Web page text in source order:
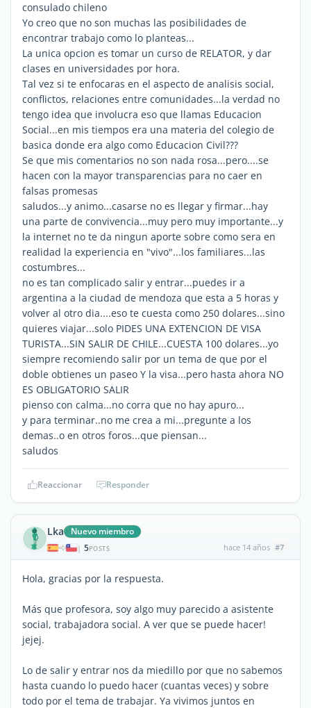
consulado chileno
Yo creo que no son muchas las posibilidades de
encontrar trabajo como lo planteas...
La unica opcion es tomar un curso de RELATOR, y dar
clases en universidades por hora.
Tal vez si te enfocaras en el aspecto de analisis social,
conflictos, relaciones entre comunidades...la verdad no
tengo idea que involucra eso que llamas Educacion
Social...en mis tiempos era una materia del colegio de
basica donde era algo como Educacion Civil???
Se que mis comentarios no son nada rosa...pero....se
hacen con la mayor transparencias para no caer en
falsas promesas
saludos...y animo...casarse no es llegar y firmar...hay
una parte de convivencia...muy pero muy importante...y
la internet no te da ningun aporte sobre como sera en
realidad la experiencia en "vivo"...los familiares...las
costumbres...
no es tan complicado salir y entrar...puedes ir a
argentina a la ciudad de mendoza que esta a 5 horas y
volver al otro dia....eso te cuesta como 250 dolares...sino
quieres viajar...solo PIDES UNA EXTENCION DE VISA
TURISTA...SIN SALIR DE CHILE...CUESTA 100 dolares...yo
siempre recomiendo salir por un tema de que por el
doble obtienes un paseo Y la visa...pero hasta ahora NO
ES OBLIGATORIO SALIR
pienso con calma...no corra que no hay apuro...
y para terminar..no me crea a mi...pregunte a los
demas..o en otros foros...que piensan...
saludos
Reaccionar Responder
Lka Nuevo miembro
| 5POSTS hace 14 años #7
Hola, gracias por la respuesta.
Más que profesora, soy algo muy parecido a asistente
social, trabajadora social. A ver que se puede hacer!
jejej.
Lo de salir y entrar nos da miedillo por que no sabemos
hasta cuando lo puedo hacer (cuantas veces) y sobre
todo por el tema de trabajar. Ya vivimos juntos en